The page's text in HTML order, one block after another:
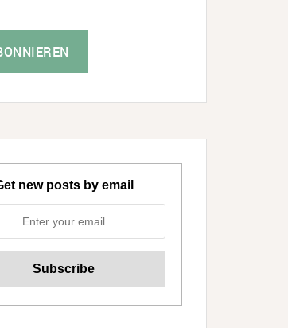
new posts by email